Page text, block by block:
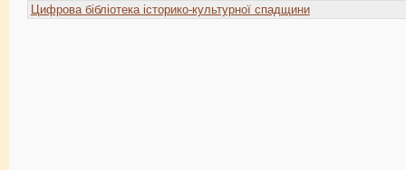
Цифрова бібліотека історико-культурної спадщини